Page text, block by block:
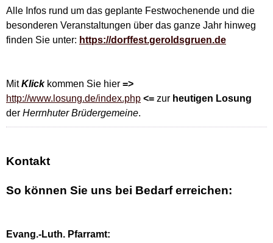
Alle Infos rund um das geplante Festwochenende und die
besonderen Veranstaltungen über das ganze Jahr hinweg
finden Sie unter: https://dorffest.geroldsgruen.de
MitKlickkommen Sie hier =>
http://www.losung.de/index.php <= zur heutigen Losung
der Herrnhuter Brüdergemeine.
Kontakt
So können Sie uns bei Bedarf erreichen:
Evang.-Luth. Pfarramt: